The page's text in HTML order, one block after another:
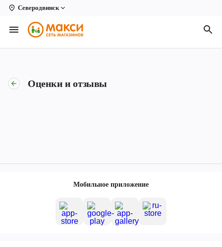
Северодвинск
Вологда
Архангельск
Киров
Новодвинск
Оценки и отзывы
Мобильное приложение